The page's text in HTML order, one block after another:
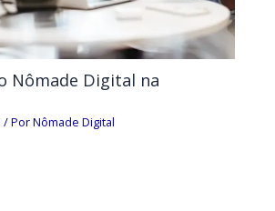
Nômade Digital na
/ PorNômade Digital